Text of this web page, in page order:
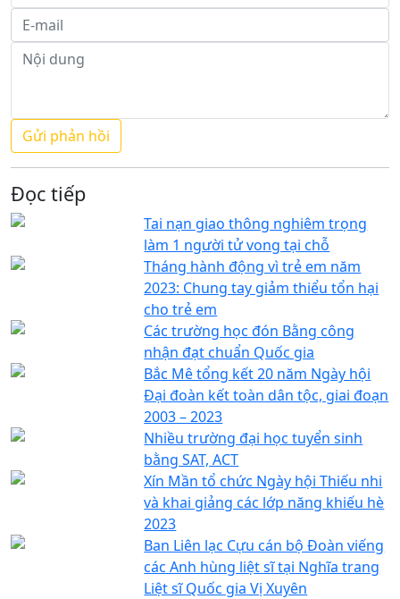
Đọc tiếp
Tai nạn giao thông nghiêm trọng
làm 1 người tử vong tại chỗ
Tháng hành động vì trẻ em năm
2023: Chung tay giảm thiểu tổn hại
cho trẻ em
Các trường học đón Bằng công
nhận đạt chuẩn Quốc gia
Bắc Mê tổng kết 20 năm Ngày hội
Đại đoàn kết toàn dân tộc, giai đoạn
2003 – 2023
Nhiều trường đại học tuyển sinh
bằng SAT, ACT
Xín Mần tổ chức Ngày hội Thiếu nhi
và khai giảng các lớp năng khiếu hè
2023
Ban Liên lạc Cựu cán bộ Đoàn viếng
các Anh hùng liệt sĩ tại Nghĩa trang
Liệt sĩ Quốc gia Vị Xuyên